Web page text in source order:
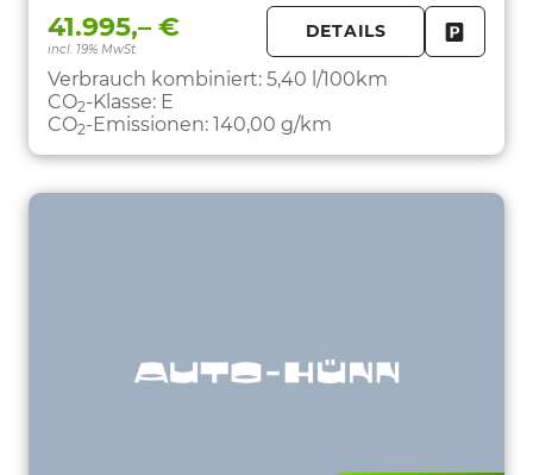
41.995,– €
incl. 19% MwSt.
DETAILS
Verbrauch kombiniert: 5,40 l/100km
CO2-Klasse: E
CO2-Emissionen: 140,00 g/km